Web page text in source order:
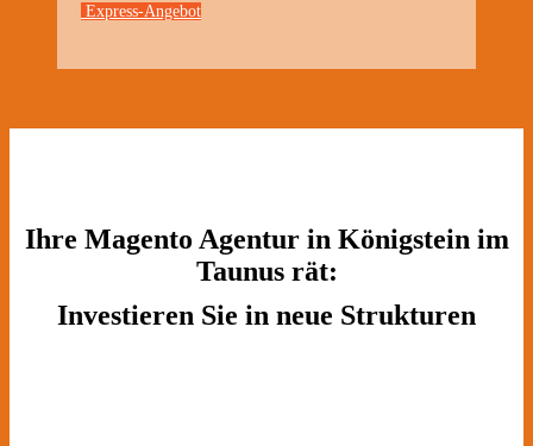
Express-Angebot
Ihre Magento Agentur in Königstein im
Taunus rät:
Investieren Sie in neue Strukturen